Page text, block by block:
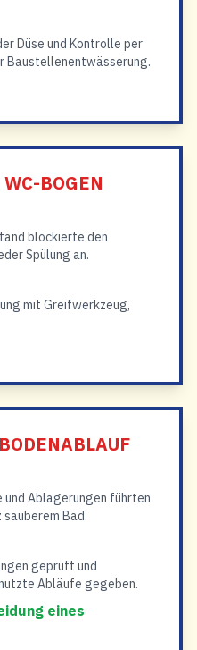
Düse und Kontrolle per
Baustellenentwässerung.
BOGEN
blockierte den
Spülung an.
mit Greifwerkzeug,
und Ablagerungen führten
Bad.
geprüft und
Abläufe gegeben.
eines